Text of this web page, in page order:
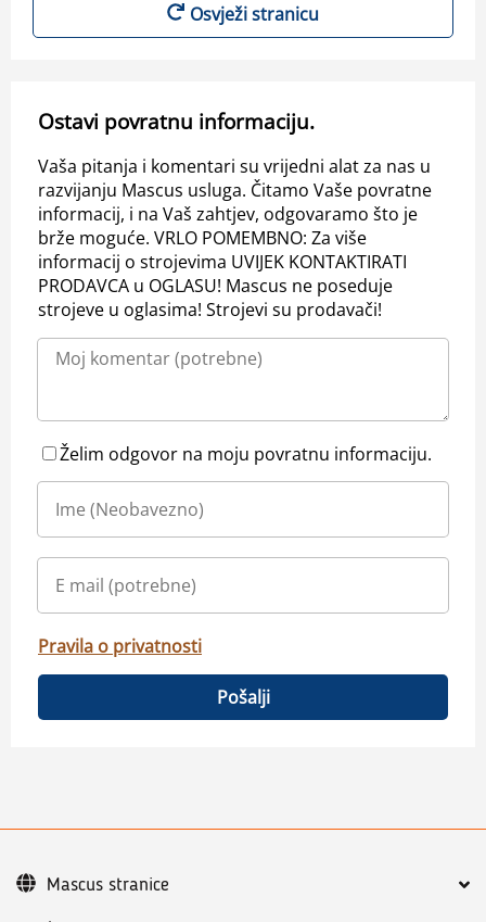
Osvježi stranicu
Ostavi povratnu informaciju.
Vaša pitanja i komentari su vrijedni alat za nas u
razvijanju Mascus usluga. Čitamo Vaše povratne
informacij, i na Vaš zahtjev, odgovaramo što je
brže moguće. VRLO POMEMBNO: Za više
informacij o strojevima UVIJEK KONTAKTIRATI
PRODAVCA u OGLASU! Mascus ne poseduje
strojeve u oglasima! Strojevi su prodavači!
Želim odgovor na moju povratnu informaciju.
Pravila o privatnosti
Pošalji
Mascus stranice